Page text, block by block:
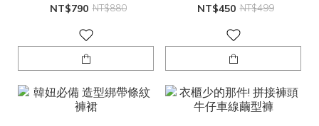
NT$790 NT$880 NT$450 NT$499